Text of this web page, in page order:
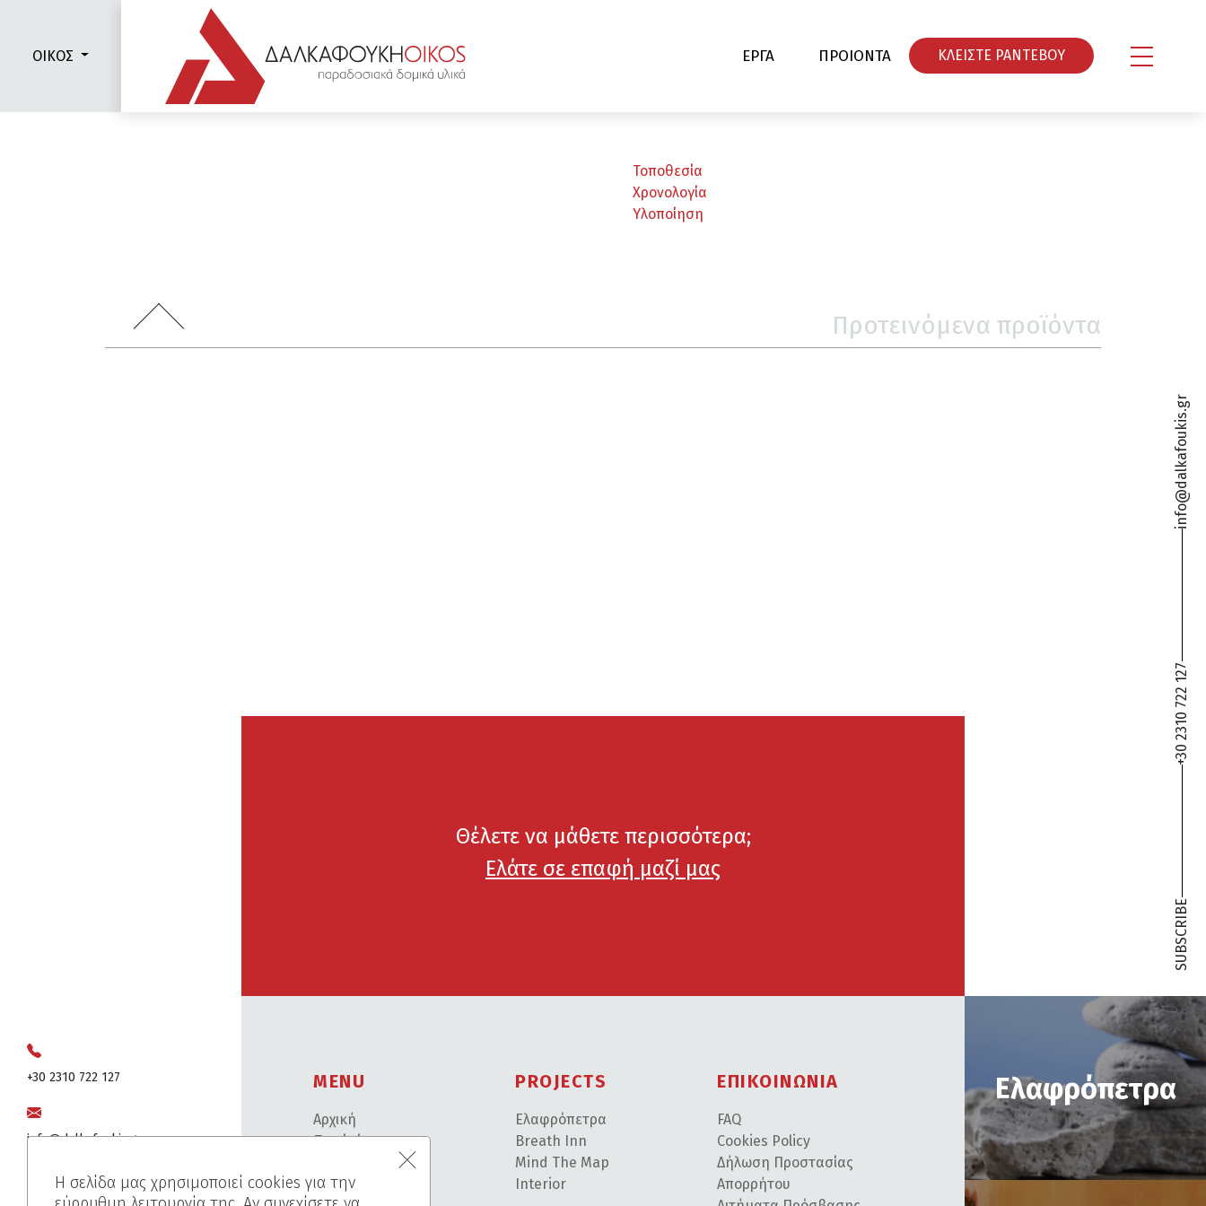
ΟΙΚΟΣ ΕΡΓΑ ΠΡΟΙΟΝΤΑ ΚΛΕΙΣΤΕ ΡΑΝΤΕΒΟY
SUBSCRIBE
+30 2310 722 127
info@dalkafoukis.gr
Τοποθεσία
Χρονολογία
Υλοποίηση
Προτεινόμενα προϊόντα
Θέλετε να μάθετε περισσότερα;
Ελάτε σε επαφή μαζί μας
+30 2310 722 127
info@dalkafoukis.gr
10ο χλμ. Θεσσαλονίκης-Βέροιας,
MENU
Αρχική
Ποιοί είμαστε
Έργα
PROJECTS
Ελαφρόπετρα
Breath Inn
Mind The Map
Interior
ΕΠΙΚΟΙΝΩΝΙΑ
FAQ
Cookies Policy
Δήλωση Προστασίας
Απορρήτου
Ελαφρόπετρα
Η σελίδα μας χρησιμοποιεί cookies για την